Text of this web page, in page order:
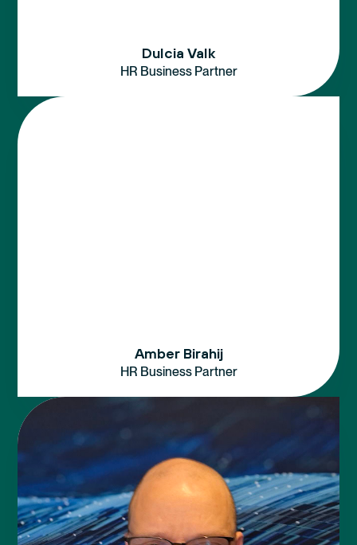
Dulcia Valk
HR Business Partner
Amber Birahij
HR Business Partner